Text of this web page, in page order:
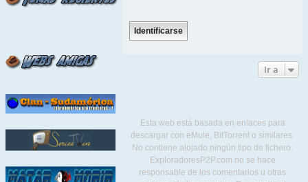
Ir a
Esta web está basada en enlaces para
descargar con eMule, BitTorrent o similares.
No contiene alojado ningún tipo de fichero.
ExploradoresP2P.com no se hace
responsable de los comentarios u otras